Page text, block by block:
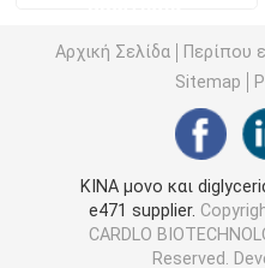
Μονο και diglycerides
Monostearate
Γαλακτωματοποιητής
Αρχική Σελίδα Περίπου
Sitemap
ΚΙΝΑ μονο και
e471 supplier.
CARDLO
Reserved.